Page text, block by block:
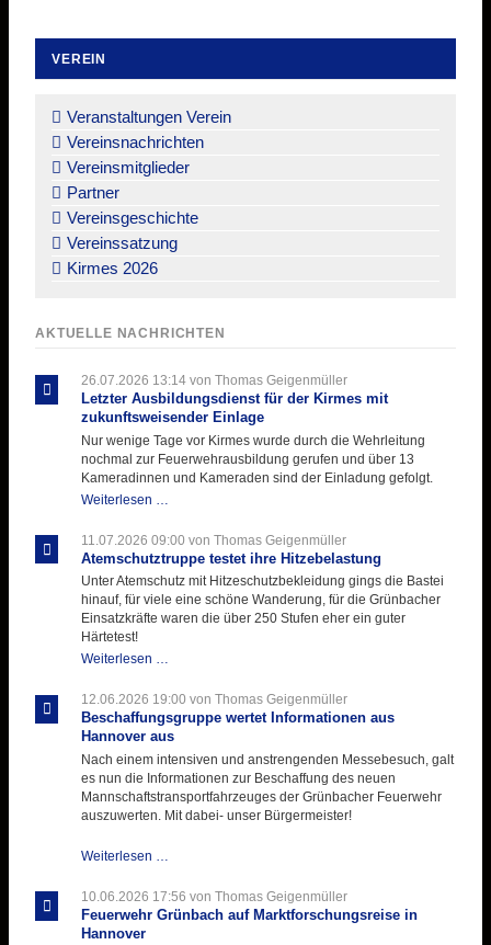
VEREIN
überspringen
Veranstaltungen Verein
Vereinsnachrichten
Vereinsmitglieder
Partner
Vereinsgeschichte
Vereinssatzung
Kirmes 2026
AKTUELLE NACHRICHTEN
26.07.2026 13:14von Thomas Geigenmüller
Letzter Ausbildungsdienst für der Kirmes mit
zukunftsweisender Einlage
Nur wenige Tage vor Kirmes wurde durch die Wehrleitung
nochmal zur Feuerwehrausbildung gerufen und über 13
Kameradinnen und Kameraden sind der Einladung gefolgt.
Weiterlesen …
für
der
Kirmes
mit
zukunftsweisender
11.07.2026 09:00 von Thomas Geigenmüller
Atemschutztruppe testet ihre Hitzebelastung
Unter Atemschutz mit Hitzeschutzbekleidung gings die Bastei
hinauf, für viele eine schöne Wanderung, für die Grünbacher
Einsatzkräfte waren die über 250 Stufen eher ein guter
Härtetest!
Weiterlesen …
ihre
Hitzebelastung
12.06.2026 19:00 von Thomas Geigenmüller
Beschaffungsgruppe wertet Informationen aus
Hannover aus
Nach einem intensiven und anstrengenden Messebesuch, galt
es nun die Informationen zur Beschaffung des neuen
Mannschaftstransportfahrzeuges der Grünbacher Feuerwehr
auszuwerten. Mit dabei- unser Bürgermeister!
Weiterlesen …
Informationen
aus
10.06.2026 17:56 von Thomas Geigenmüller
Feuerwehr Grünbach auf Marktforschungsreise in
Hannover